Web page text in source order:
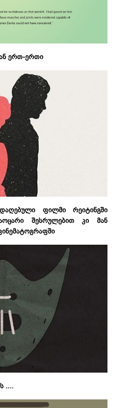
ერთ-ერთი
ფილმი რეიტინგში
შესრულებით კი მან
....